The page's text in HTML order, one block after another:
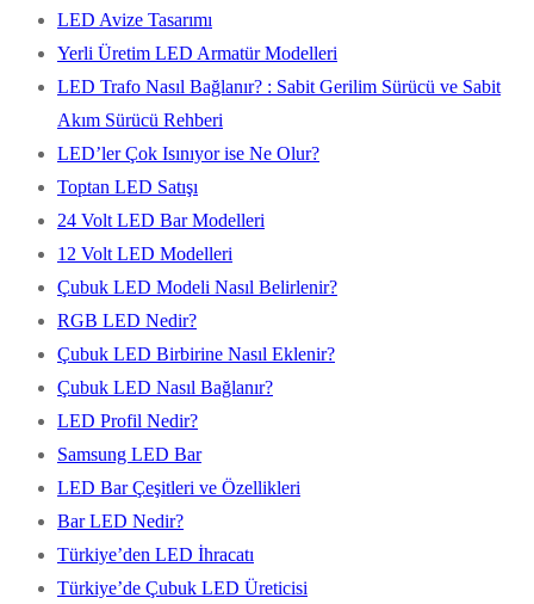
LED Avize Tasarımı
Yerli Üretim LED Armatür Modelleri
LED Trafo Nasıl Bağlanır? : Sabit Gerilim Sürücü ve Sabit
Akım Sürücü Rehberi
LED’ler Çok Isınıyor ise Ne Olur?
Toptan LED Satışı
24 Volt LED Bar Modelleri
12 Volt LED Modelleri
Çubuk LED Modeli Nasıl Belirlenir?
RGB LED Nedir?
Çubuk LED Birbirine Nasıl Eklenir?
Çubuk LED Nasıl Bağlanır?
LED Profil Nedir?
Samsung LED Bar
LED Bar Çeşitleri ve Özellikleri
Bar LED Nedir?
Türkiye’den LED İhracatı
Türkiye’de Çubuk LED Üreticisi